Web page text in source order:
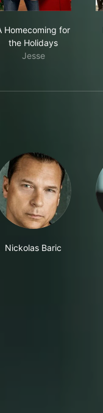
Homecoming for
the Holidays
Jesse
Nickolas Baric